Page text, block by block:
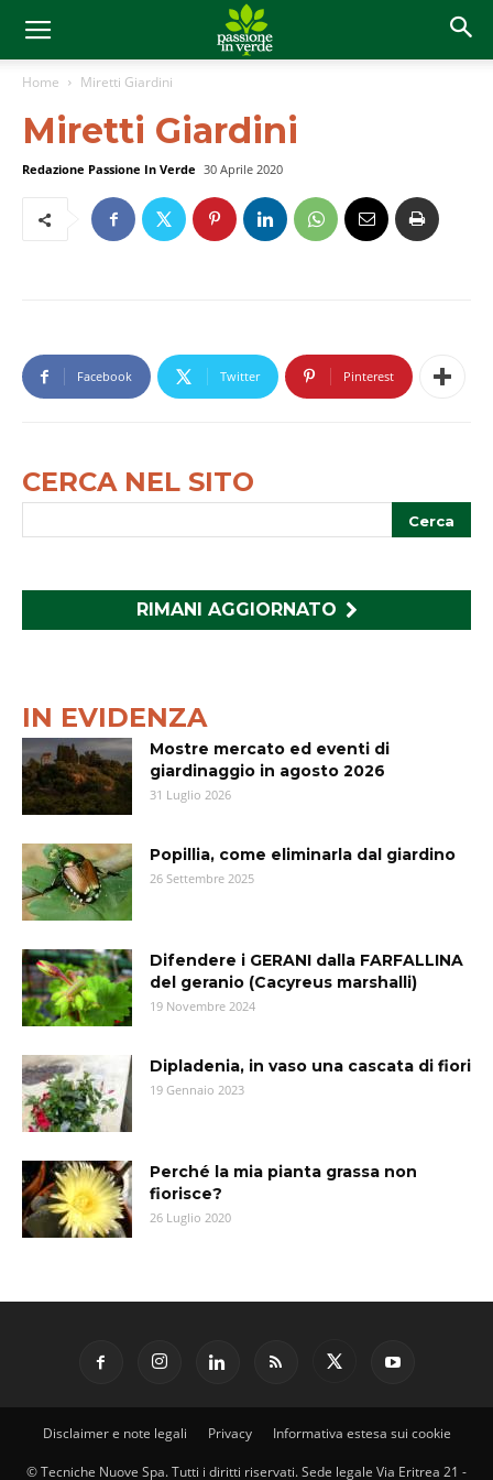
Home Miretti Giardini
Miretti Giardini
Redazione Passione In Verde 30 Aprile 2020
Facebook Twitter Pinterest
CERCA NEL SITO
RIMANI AGGIORNATO
IN EVIDENZA
Mostre mercato ed eventi di
giardinaggio in agosto 2026
31 Luglio 2026
Popillia, come eliminarla dal giardino
26 Settembre 2025
Difendere i GERANI dalla FARFALLINA
del geranio (Cacyreus marshalli)
19 Novembre 2024
Dipladenia, in vaso una cascata di fiori
19 Gennaio 2023
Perché la mia pianta grassa non
fiorisce?
26 Luglio 2020
Disclaimer e note legali Privacy Informativa estesa sui cookie
© Tecniche Nuove Spa. Tutti i diritti riservati. Sede legale Via Eritrea 21 -